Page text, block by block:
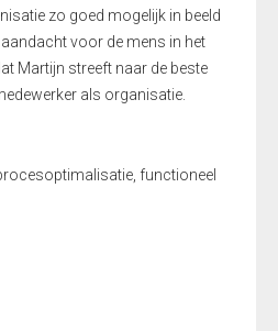
zo goed mogelijk in beeld
voor de mens in het
Martijn streeft naar de beste
als organisatie.
functioneel